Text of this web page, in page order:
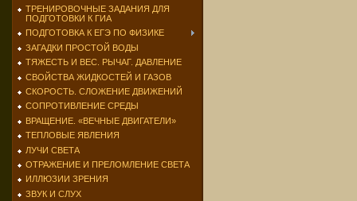
ТРЕНИРОВОЧНЫЕ ЗАДАНИЯ ДЛЯ
ПОДГОТОВКИ К ГИА
ПОДГОТОВКА К ЕГЭ ПО ФИЗИКЕ
ЗАГАДКИ ПРОСТОЙ ВОДЫ
ТЯЖЕСТЬ И ВЕС. РЫЧАГ. ДАВЛЕНИЕ
СВОЙСТВА ЖИДКОСТЕЙ И ГАЗОВ
СКОРОСТЬ. СЛОЖЕНИЕ ДВИЖЕНИЙ
СОПРОТИВЛЕНИЕ СРЕДЫ
ВРАЩЕНИЕ. «ВЕЧНЫЕ ДВИГАТЕЛИ»
ТЕПЛОВЫЕ ЯВЛЕНИЯ
ЛУЧИ СВЕТА
ОТРАЖЕНИЕ И ПРЕЛОМЛЕНИЕ СВЕТА
ИЛЛЮЗИИ ЗРЕНИЯ
ЗВУК И СЛУХ